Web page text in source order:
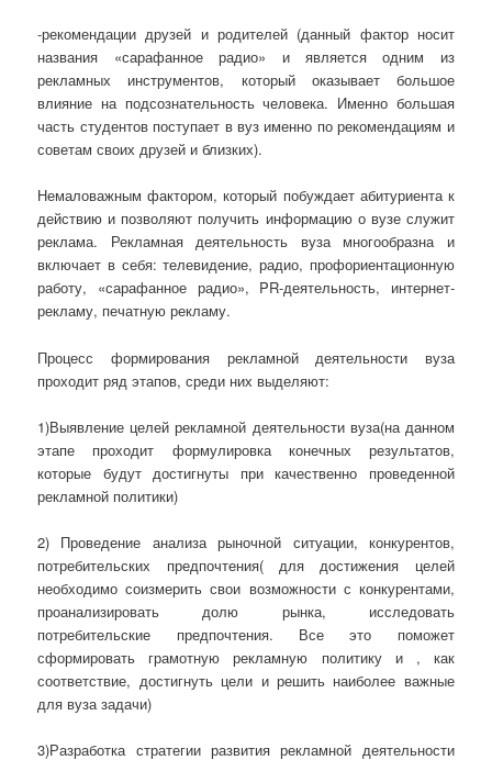
-рекомендации друзей и родителей (данный фактор носит
названия «сарафанное радио» и является одним из
рекламных инструментов, который оказывает большое
влияние на подсознательность человека. Именно большая
часть студентов поступает в вуз именно по рекомендациям и
советам своих друзей и близких).
Немаловажным фактором, который побуждает абитуриента к
действию и позволяют получить информацию о вузе служит
реклама. Рекламная деятельность вуза многообразна и
включает в себя: телевидение, радио, профориентационную
работу, «сарафанное радио», PR-деятельность, интернет-
рекламу, печатную рекламу.
Процесс формирования рекламной деятельности вуза
проходит ряд этапов, среди них выделяют:
1)Выявление целей рекламной деятельности вуза(на данном
этапе проходит формулировка конечных результатов,
которые будут достигнуты при качественно проведенной
рекламной политики)
2) Проведение анализа рыночной ситуации, конкурентов,
потребительских предпочтения( для достижения целей
необходимо соизмерить свои возможности с конкурентами,
проанализировать долю рынка, исследовать
потребительские предпочтения. Все это поможет
сформировать грамотную рекламную политику и , как
соответствие, достигнуть цели и решить наиболее важные
для вуза задачи)
3)Разработка стратегии развития рекламной деятельности